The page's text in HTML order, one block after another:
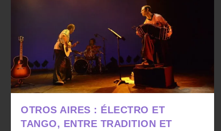
OTROS AIRES : ÉLECTRO ET
TANGO, ENTRE TRADITION ET